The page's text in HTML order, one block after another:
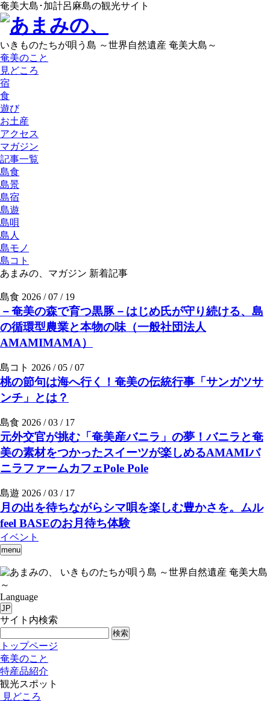
奄美大島･加計呂麻島の観光サイト
いきものたちが唄う島 ～世界自然遺産 奄美大島～
奄美のこと
見どころ
宿
食
遊び
お土産
アクセス
マガジン
記事一覧
島食
島景
島宿
島遊
島唄
島人
島モノ
島コト
あまみの、マガジン 新着記事
島食 2026 / 07 / 19
－奄美の森で育つ黒豚－はじめ氏が守り続ける、島
の循環型農業と本物の味（一般社団法人
AMAMIMAMA）
島コト 2026 / 05 / 07
桃の節句は海へ行く！奄美の伝統行事「サンガツサ
ンチ」とは？
島食 2026 / 03 / 17
元外交官が挑む「奄美産バニラ」の夢！バニラと奄
美の素材をつかったスイーツが楽しめるAMAMIバ
ニラファームカフェPole Pole
島遊 2026 / 03 / 17
月の出を待ちながらシマ唄を楽しむ豊かさを。ムル
feel BASEのお月待ち体験
イベント
menu
いきものたちが唄う島 ～世界自然遺産 奄美大島
～
Language
JP
サイト内検索
検索
トップページ
奄美のこと
特産品紹介
観光スポット
見どころ